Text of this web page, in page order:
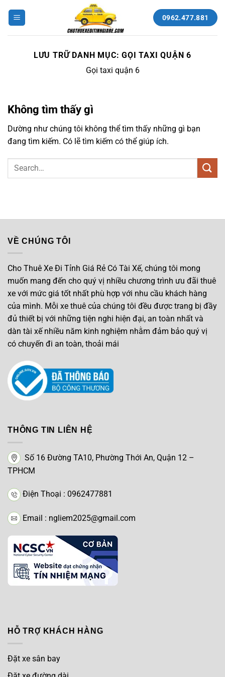
0962.477.881
LƯU TRỮ DANH MỤC:GỌI TAXI QUẬN 6
Gọi taxi quận 6
Không tìm thấy gì
Dường như chúng tôi không thể tìm thấy những gì bạn
đang tìm kiếm. Có lẽ tìm kiếm có thể giúp ích.
VỀ CHÚNG TÔI
Cho Thuê Xe Đi Tỉnh Giá Rẻ Có Tài Xế, chúng tôi mong
muốn mang đến cho quý vị nhiều chương trình ưu đãi thuê
xe với mức giá tốt nhất phù hợp với nhu cầu khách hàng
của mình. Mỗi xe thuê của chúng tôi đều được trang bị đầy
đủ thiết bị với những tiện nghi hiện đại, an toàn nhất và
dàn tài xế nhiều năm kinh nghiệm nhằm đảm bảo quý vị
có chuyến đi an toàn, thoải mái
THÔNG TIN LIÊN HỆ
Số 16 Đường TA10, Phường Thới An, Quận 12 –
TPHCM
Điện Thoại : 0962477881
Email : ngliem2025@gmail.com
HỖ TRỢ KHÁCH HÀNG
Đặt xe sân bay